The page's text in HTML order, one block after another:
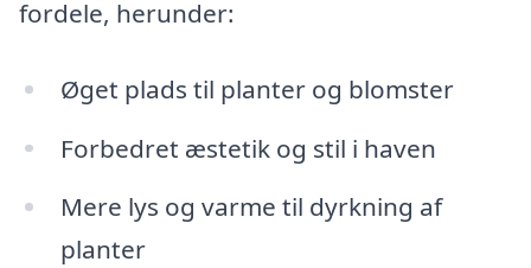
fordele, herunder:
Øget plads til planter og blomster
Forbedret æstetik og stil i haven
Mere lys og varme til dyrkning af
planter